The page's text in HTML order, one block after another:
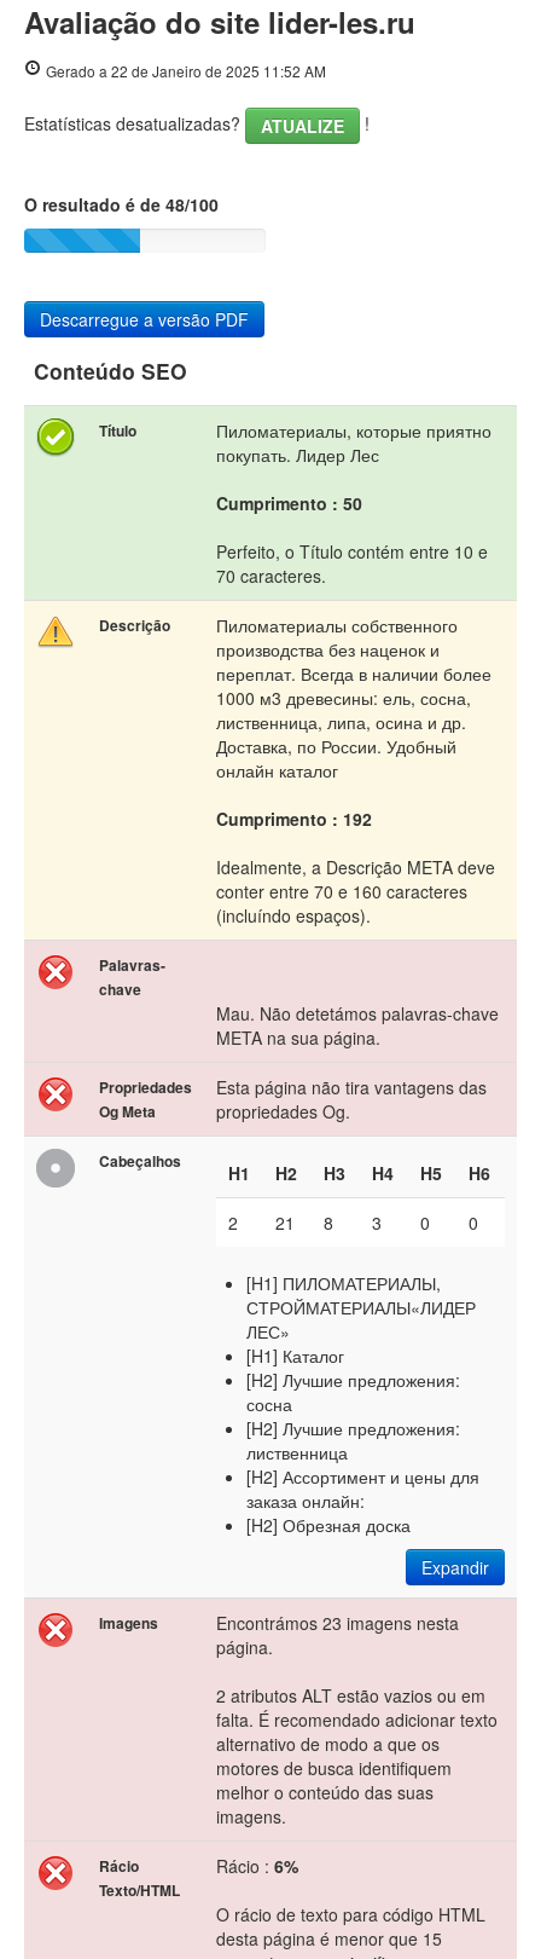
Avaliação do site lider-les.ru
Gerado a 22 de Janeiro de 2025 11:52 AM
Estatísticas desatualizadas? ATUALIZE !
O resultado é de 48/100
Descarregue a versão PDF
Conteúdo SEO
Título
Пиломатериалы, которые приятно
покупать. Лидер Лес
Cumprimento : 50
Perfeito, o Título contém entre 10 e
70 caracteres.
Descrição
Пиломатериалы собственного
производства без наценок и
переплат. Всегда в наличии более
1000 м3 древесины: ель, сосна,
лиственница, липа, осина и др.
Доставка, по России. Удобный
онлайн каталог
Cumprimento : 192
Idealmente, a Descrição META deve
conter entre 70 e 160 caracteres
(incluíndo espaços).
Palavras-
chave
Mau. Não detetámos palavras-chave
META na sua página.
Propriedades
Og Meta
Esta página não tira vantagens das
propriedades Og.
Cabeçalhos H1 H2 H3 H4 H5 H6
2 21 8 3 0 0
[H1] ПИЛОМАТЕРИАЛЫ,
СТРОЙМАТЕРИАЛЫ«ЛИДЕР
ЛЕС»
[H1] Каталог
[H2] Лучшие предложения:
сосна
[H2] Лучшие предложения:
лиственница
[H2] Ассортимент и цены для
заказа онлайн:
[H2] Обрезная доска
Expandir
Imagens
Encontrámos 23 imagens nesta
página.
2 atributos ALT estão vazios ou em
falta. É recomendado adicionar texto
alternativo de modo a que os
motores de busca identifiquem
melhor o conteúdo das suas
imagens.
Rácio
Texto/HTML
Rácio : 6%
O rácio de texto para código HTML
desta página é menor que 15